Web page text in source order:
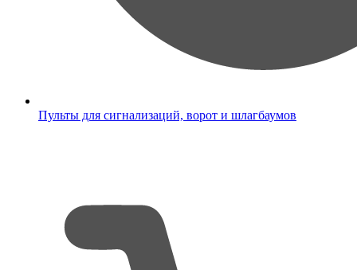
Пульты для сигнализаций, ворот и шлагбаумов